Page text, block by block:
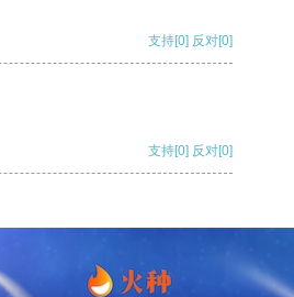
支持[0] 反对[0]
支持[0] 反对[0]